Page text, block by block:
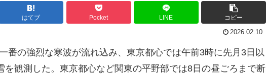
はてブ Pocket LINE コピー
2026.02.10
番の強烈な寒波が流れ込み、東京都心では午前3時に先月3日以
観測した。東京都心など関東の平野部では8日の昼ごろまで断